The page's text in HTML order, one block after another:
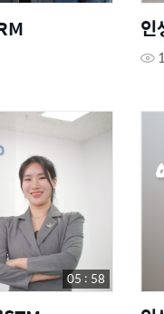
인
05 : 58